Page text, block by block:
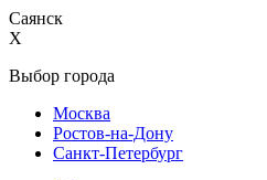
Саянск
X
Выбор города
Москва
Ростов-на-Дону
Санкт-Петербург